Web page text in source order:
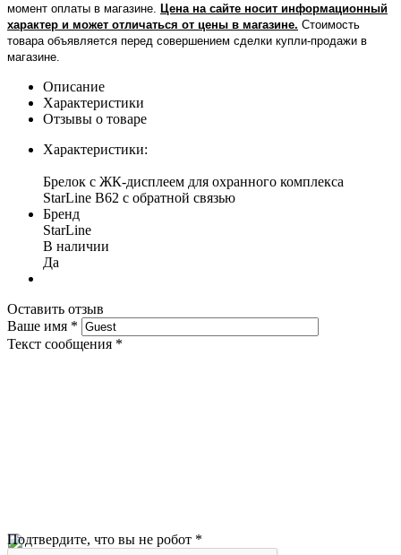
момент оплаты в магазине.
Цена на сайте носит информационный
характер и может отличаться от цены в магазине. Стоимость
товара объявляется перед совершением сделки купли-продажи в
магазине
Описание
Характеристики
Отзывы о товаре
Характеристики:
Брелок с ЖК-дисплеем для охранного комплекса
StarLine В62 с обратной связью
Бренд
StarLine
В наличии
Да
Оставить отзыв
Ваше имя *
Текст сообщения *
Подтвердите, что вы не робот *